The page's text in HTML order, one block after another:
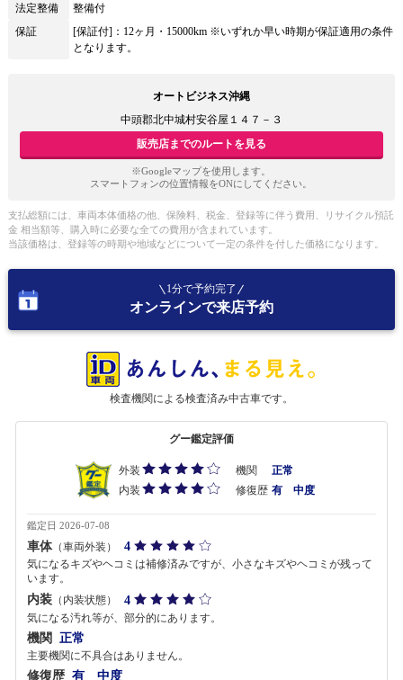
法定整備
整備付
保証
[保証付]：12ヶ月・15000km ※いずれか早い時期が保証適用の条件
となります。
オートビジネス沖縄
中頭郡北中城村安谷屋１４７－３
販売店までのルートを見る
※Googleマップを使用します。
スマートフォンの位置情報をONにしてください。
支払総額には、車両本体価格の他、保険料、税金、登録等に伴う費用、リサイクル預託
金 相当額等、購入時に必要な全ての費用が含まれています。
当該価格は、登録等の時期や地域などについて一定の条件を付した価格になります。
1分で予約完了
オンラインで来店予約
検査機関による検査済み中古車です。
グー鑑定評価
外装 機関
正常
内装
修復歴 有 中度
鑑定日 2026-07-08
車体（車両外装） 4
気になるキズやヘコミは補修済みですが、小さなキズやヘコミが残って
います。
内装 （内装状態） 4
気になる汚れ等が、部分的にあります。
機関 正常
主要機関に不具合はありません。
修復歴 有 中度